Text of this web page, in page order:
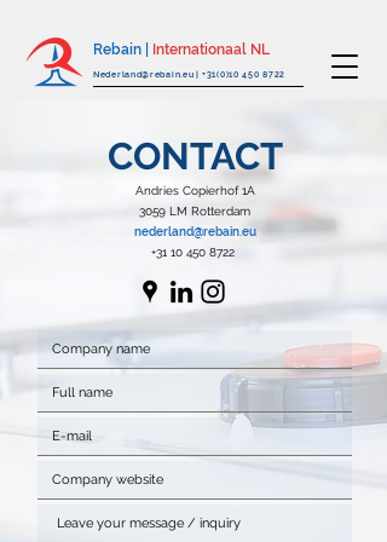
Rebain | Internationaal NL
Nederland@rebain.eu | +31(0)10 450 8722
CONTACT
Andries Copierhof 1A
3059 LM Rotterdam
nederland@rebain.eu
+31 10 450 8722